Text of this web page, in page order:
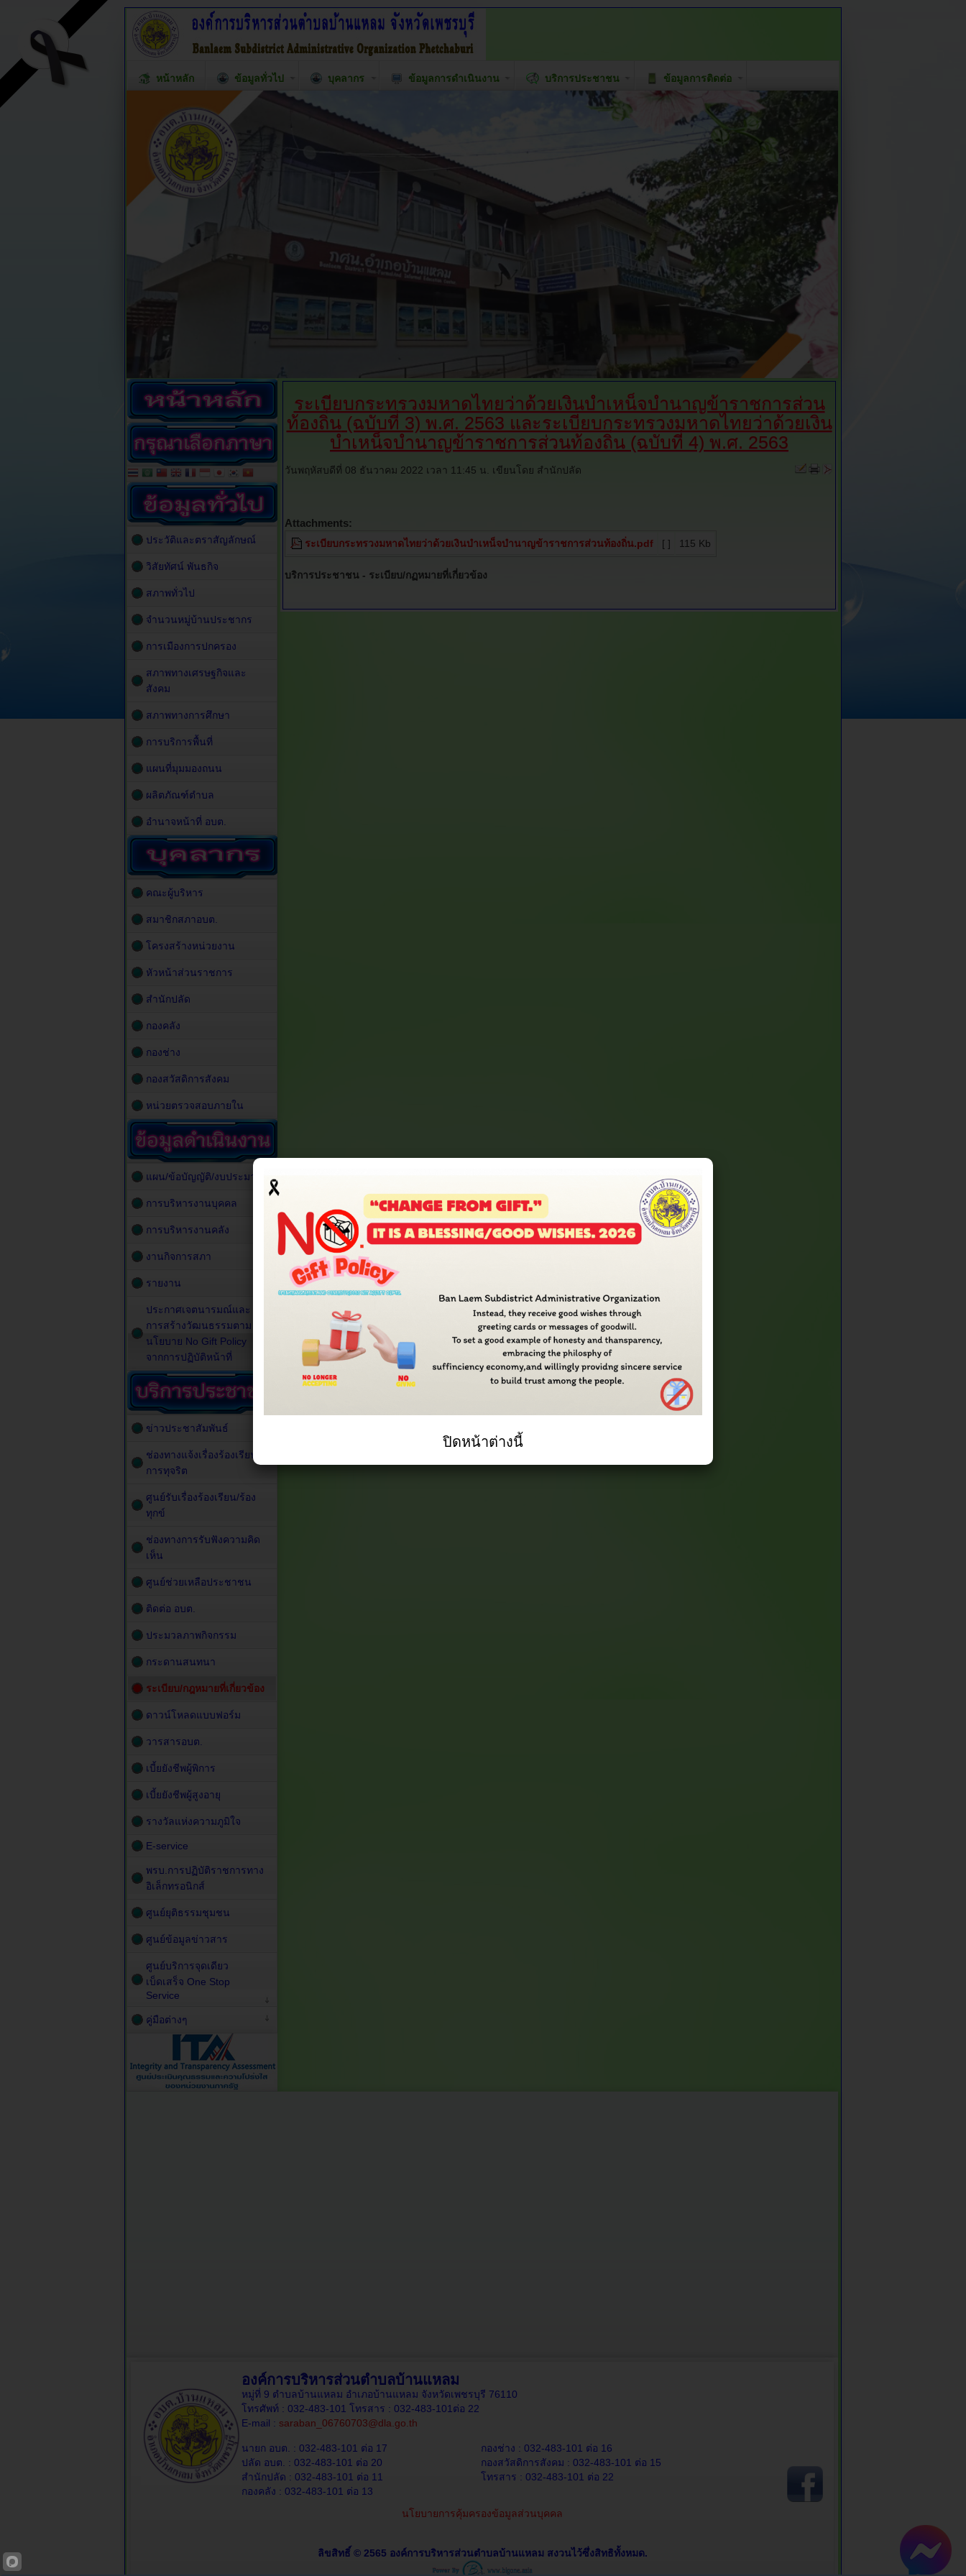
หน้าหลัก ข้อมูลทั่วไป บุคลากร ข้อมูลการดำเนินงาน บริการประชาชน ข้อมูลการติดต่อ
ระเบียบกระทรวงมหาดไทยว่าด้วยเงินบำเหน็จบำนาญข้าราชการส่วน
ท้องถิ่น(ฉบับที่ 3) พ.ศ. 2563 และระเบียบกระทรวงมหาดไทยว่าด้วยเงิน
บำเหน็จบำนาญข้าราชการส่วนท้องถิ่น (ฉบับที่ 4) พ.ศ. 2563
วันพฤหัสบดีที่ 08 ธันวาคม 2022 เวลา 11:45 น. เขียนโดย สำนักปลัด
Attachments:
ระเบียบกระทรวงมหาดไทยว่าด้วยเงินบำเหน็จบำนาญข้าราชการส่วนท้องถิ่น.pdf [ ] 115 Kb
บริการประชาชน - ระเบียบ/กฏหมายที่เกี่ยวข้อง
ประวัติและตราสัญลักษณ์
วิสัยทัศน์ พันธกิจ
สภาพทั่วไป
จำนวนหมู่บ้านประชากร
การเมืองการปกครอง
สภาพทางเศรษฐกิจและ
สังคม
สภาพทางการศึกษา
การบริการพื้นที่
แผนที่มุมมองถนน
ผลิตภัณฑ์ตำบล
อำนาจหน้าที่ อบต.
คณะผู้บริหาร
สมาชิกสภาอบต.
โครงสร้างหน่วยงาน
หัวหน้าส่วนราชการ
สำนักปลัด
กองคลัง
กองช่าง
กองสวัสดิการสังคม
หน่วยตรวจสอบภายใน
แผน/ข้อบัญญัติ/งบประมาณ
การบริหารงานบุคคล
การบริหารงานคลัง
งานกิจการสภา
รายงาน
ประกาศเจตนารมณ์และ
การสร้างวัฒนธรรมตาม
นโยบาย No Gift Policy
จากการปฏิบัติหน้าที่
ข่าวประชาสัมพันธ์
ช่องทางแจ้งเรื่องร้องเรียน
การทุจริต
ศูนย์รับเรื่องร้องเรียน/ร้อง
ทุกข์
ช่องทางการรับฟังความคิด
เห็น
ศูนย์ช่วยเหลือประชาชน
ติดต่อ อบต.
ประมวลภาพกิจกรรม
กระดานสนทนา
ระเบียบ/กฎหมายที่เกี่ยวข้อง
ดาวน์โหลดแบบฟอร์ม
วารสารอบต.
เบี้ยยังชีพผู้พิการ
เบี้ยยังชีพผู้สูงอายุ
รางวัลแห่งความภูมิใจ
E-service
พรบ.การปฏิบัติราชการทาง
อิเล็กทรอนิกส์
ศูนย์ยุติธรรมชุมชน
ศูนย์ข้อมูลข่าวสาร
ศูนย์บริการจุดเดียว
เบ็ดเสร็จ One Stop
Service
คู่มือต่างๆ
องค์การบริหารส่วนตำบลบ้านแหลม
หมู่ที่ 9 ตำบลบ้านแหลม อำเภอบ้านแหลม จังหวัดเพชรบุรี 76110
โทรศัพท์ : 032-483-101 โทรสาร : 032-483-101ต่อ 22
E-mail : saraban_06760703@dla.go.th
นายก อบต. : 032-483-101 ต่อ 17
ปลัด อบต. : 032-483-101 ต่อ 20
สำนักปลัด : 032-483-101 ต่อ 11
กองคลัง : 032-483-101 ต่อ 13
กองช่าง : 032-483-101 ต่อ 16
กองสวัสดิการสังคม : 032-483-101 ต่อ 15
โทรสาร : 032-483-101 ต่อ 22
นโยบายการคุ้มครองข้อมูลส่วนบุคคล
ลิขสิทธิ์ © 2565 องค์การบริหารส่วนตำบลบ้านแหลม สงวนไว้ซึ่งสิทธิทั้งหมด.
ปิดหน้าต่างนี้